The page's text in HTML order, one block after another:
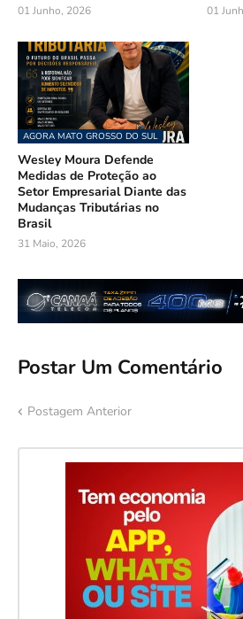
01 Junho, 2026 01
AGORA MATO GROSSO DO SUL
Wesley Moura Defende
Medidas de Proteção ao
Setor Empresarial Diante das
Mudanças Tributárias no
Brasil
31 Maio, 2026
Postar Um Comentário
Postagem Anterior